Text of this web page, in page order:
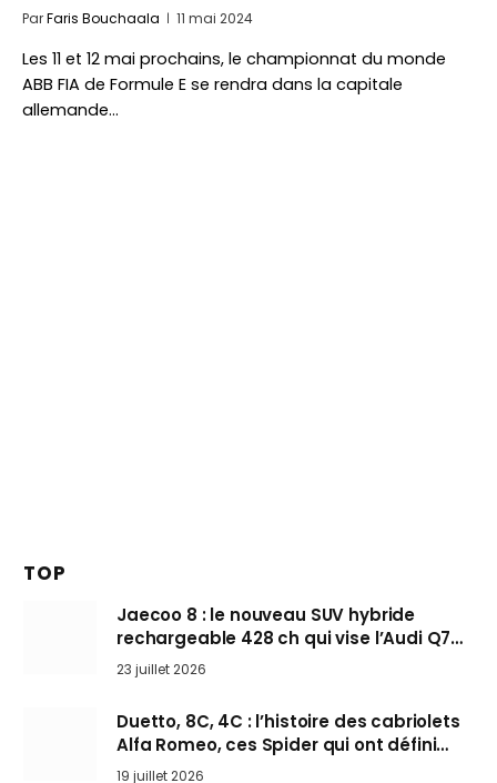
ParFaris Bouchaala 11 mai 2024
Les 11 et 12 mai prochains, le championnat du monde
ABB FIA de Formule E se rendra dans la capitale
allemande…
TOP
Jaecoo 8 : le nouveau SUV hybride
rechargeable 428 ch qui vise l’Audi Q7
arrive en Europe cet automne
23 juillet 2026
Duetto, 8C, 4C : l’histoire des cabriolets
Alfa Romeo, ces Spider qui ont défini
l’art de rouler cheveux au vent
19 juillet 2026